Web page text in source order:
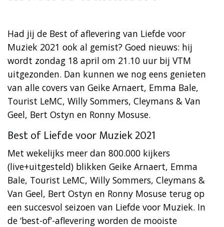
Had jij de Best of aflevering van Liefde voor
Muziek 2021 ook al gemist? Goed nieuws: hij
wordt zondag 18 april om 21.10 uur bij VTM
uitgezonden. Dan kunnen we nog eens genieten
van alle covers van Geike Arnaert, Emma Bale,
Tourist LeMC, Willy Sommers, Cleymans & Van
Geel, Bert Ostyn en Ronny Mosuse.
Best of Liefde voor Muziek 2021
Met wekelijks meer dan 800.000 kijkers
(live+uitgesteld) blikken Geike Arnaert, Emma
Bale, Tourist LeMC, Willy Sommers, Cleymans &
Van Geel, Bert Ostyn en Ronny Mosuse terug op
een succesvol seizoen van Liefde voor Muziek. In
de ‘best-of’-aflevering worden de mooiste